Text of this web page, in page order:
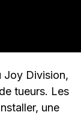
Joy Division,
tueurs. Les
une